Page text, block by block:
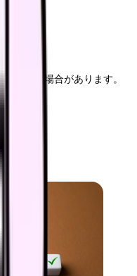
。
できる場合があります。
す。